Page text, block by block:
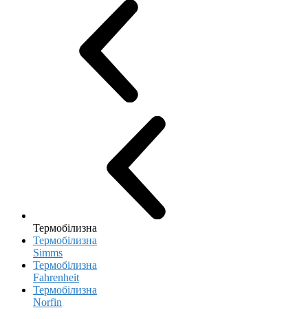
Термобілизна
Термобілизна
Simms
Термобілизна
Fahrenheit
Термобілизна
Norfin